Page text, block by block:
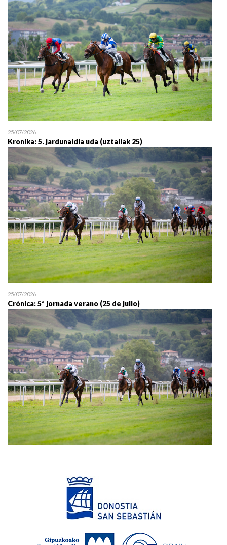
25/07/2026
Kronika: 5. jardunaldia uda (uztailak 25)
25/07/2026
Crónica: 5ª jornada verano (25 de julio)